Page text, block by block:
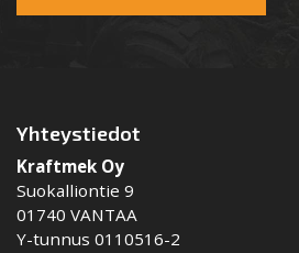
Yhteystiedot
Kraftmek Oy
Suokalliontie 9
01740 VANTAA
Y-tunnus 0110516-2